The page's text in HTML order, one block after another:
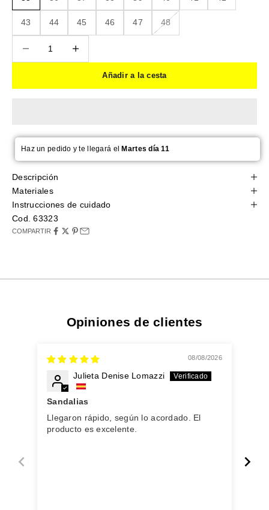
43 44 45 46 47 48
Añadir a la cesta
Haz un pedido y te llegará elMartes día 11
Descripción
Materiales
Instrucciones de cuidado
Cod. 63323
COMPARTIR
Opiniones de clientes
08/08/2026
Julieta Denise Lomazzi
Sandalias
Llegaron rápido, según lo acordado. El
producto es excelente.